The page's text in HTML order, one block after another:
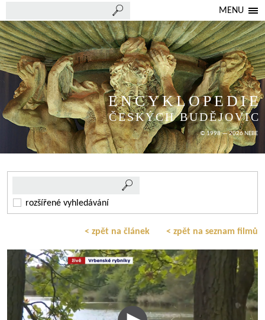
MENU
ENCYKLOPEDIE
ČESKÝCH BUDĚJOVIC
© 1998 — 2026 NEBE
rozšířené vyhledávání
< zpět na článek < zpět na seznam filmů